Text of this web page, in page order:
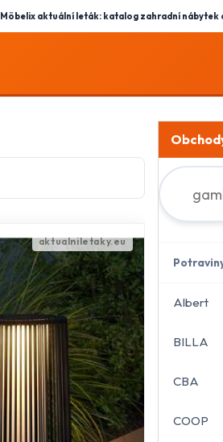
Möbelix aktuální leták: katalog zahradní nábytek
Albert
BILLA
CBA
COOP